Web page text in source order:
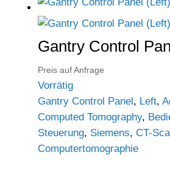
Gantry Control
Preis auf Anfrage
Vorrätig
Gantry Control Panel, Left,
Computed Tomography,
Steuerung, Siemens, CT-
Computertomographie